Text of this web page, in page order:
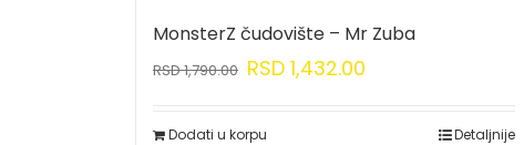
MonsterZ čudovište – Mr Zuba
RSD1,790.00 RSD 1,432.00
Dodati u korpu Detaljnije